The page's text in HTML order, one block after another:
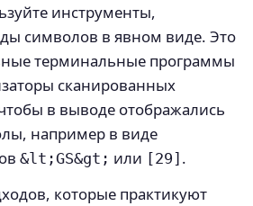
инструменты,
символов в явном виде. Это
терминальные программы
сканированных
в выводе отображались
например в виде
&lt;GS&gt; или [29] .
которые практикуют